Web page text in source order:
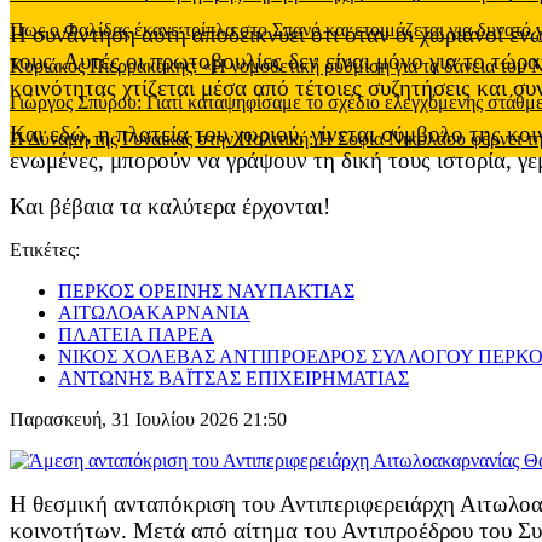
Πως ο Φαλίδας έκανε τρίπλα στο Σπανό και ετοιμάζεται για
Κυριάκος Πιερρακάκης: «Η νομοθετική ρύθμιση για τα δάνεια
Γιώργος Σπύρου: Γιατί καταψηφίσαμε το σχέδιο ελεγχόμενης
Η Δύναμη της Γυναίκας στην Πολιτική: Η Σοφία Νικολάου φέρνει
Η συνάντηση αυτή αποδεικνύει ότι όταν οι χωριανοί
τους. Αυτές οι πρωτοβουλίες δεν είναι μόνο για το
κοινότητας χτίζεται μέσα από τέτοιες συζητήσεις και
Και εδώ, η πλατεία του χωριού, γίνεται σύμβολο της
ενωμένες, μπορούν να γράψουν τη δική τους ιστορία,
Και βέβαια τα καλύτερα έρχονται!
Ετικέτες:
ΠΕΡΚΟΣ ΟΡΕΙΝΗΣ ΝΑΥΠΑΚΤΙΑΣ
ΑΙΤΩΛΟΑΚΑΡΝΑΝΙΑ
ΠΛΑΤΕΙΑ ΠΑΡΕΑ
ΝΙΚΟΣ ΧΟΛΕΒΑΣ ΑΝΤΙΠΡΟΕΔΡΟΣ ΣΥΛΛΟΓΟΥ
ΑΝΤΩΝΗΣ ΒΑΪΤΣΑΣ ΕΠΙΧΕΙΡΗΜΑΤΙΑΣ
Παρασκευή, 31 Ιουλίου 2026 21:50
Η θεσμική ανταπόκριση του Αντιπεριφερειάρχη
κοινοτήτων. Μετά από αίτημα του Αντιπροέδρου του